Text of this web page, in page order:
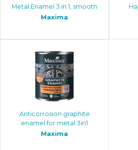
Metal Enamel 3 in 1, smooth
Maxima
Anticorrosion graphite
enamel for metal 3in1
Maxima